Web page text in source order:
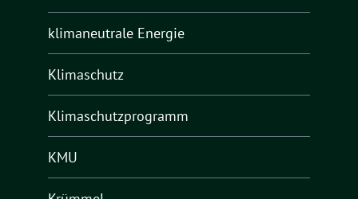
klimaneutrale Energie
Klimaschutz
Klimaschutzprogramm
KMU